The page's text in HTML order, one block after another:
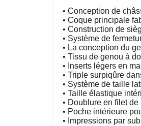
• Conception de
• Coque principale
• Construction de
• Système de
• La conception du
• Tissu de genou à
• Inserts légers en
• Triple surpiqûre
• Système de taille
• Taille élastique
• Doublure en filet
• Poche intérieure
• Impressions par